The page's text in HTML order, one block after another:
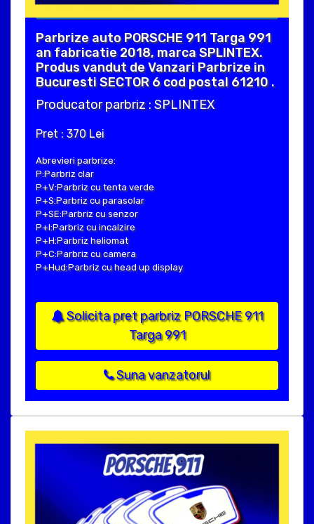
Parbrize auto PORSCHE 911 Targa 991
an fabricatie 2018, marca SPLINTEX.
Produs vandut de Vanzari Parbrize in
Bucuresti SECTOR 6 cod postal 61210 .
Producator parbriz : SPLINTEX
Pret : 370 Lei
Abrevieri parbrize:
P:Parbriz clar
P+V:Parbriz cu tenta verde
P+S:Parbriz cu parasolar
P+SE:Parbriz cu senzor
P+I:Parbriz cu incalzire
P+H:Parbriz heliomat
P+C:Parbriz cu camera
P+Hud:Parbriz cu head up display
Solicita pret parbriz PORSCHE 911
Targa 991
Suna vanzatorul